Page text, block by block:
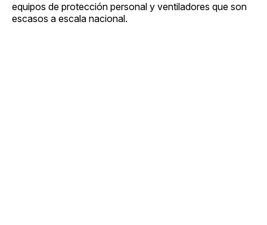
equipos de protección personal y ventiladores que son
escasos a escala nacional.